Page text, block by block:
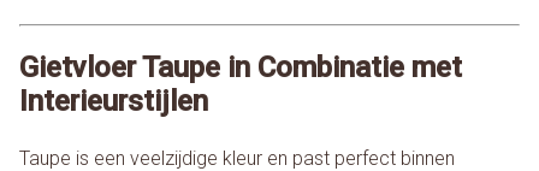
Gietvloer Taupe in Combinatie met
Interieurstijlen
Taupe is een veelzijdige kleur en past perfect binnen